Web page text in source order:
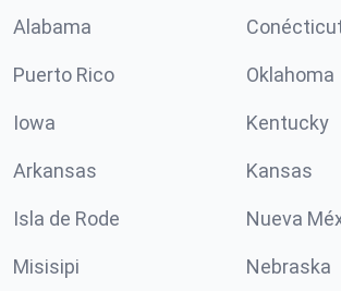
Alabama
Puerto Rico Oklahoma
Iowa Kentucky
Arkansas Kansas
Isla de Rode Nueva
Misisipi Nebraska